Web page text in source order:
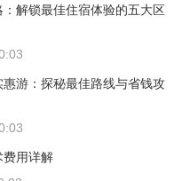
解锁最佳住宿体验的五大区
游：探秘最佳路线与省钱攻
费用详解